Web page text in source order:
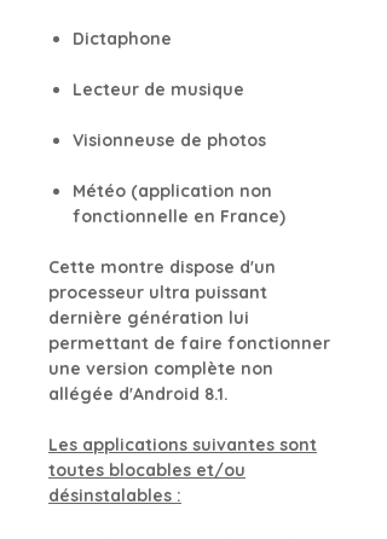
Dictaphone
Lecteur de musique
Visionneuse de photos
Météo (application non
fonctionnelle en France)
Cette montre dispose d'un
processeur ultra puissant
dernière génération lui
permettant de faire fonctionner
une version complète non
allégée d'Android 8.1.
Les applications suivantes sont
toutes blocables et/ou
désinstalables :